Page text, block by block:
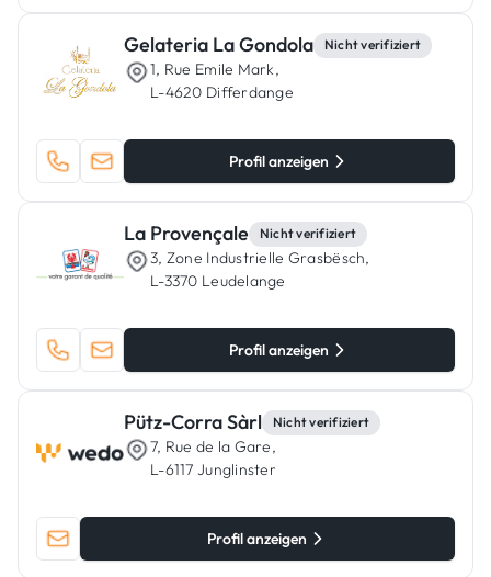
Gelateria La Gondola Nicht verifiziert
1, Rue Emile Mark,
L-4620 Differdange
Profil anzeigen
La Provençale Nicht verifiziert
3, Zone Industrielle Grasbësch,
L-3370 Leudelange
Profil anzeigen
Pütz-Corra Sàrl Nicht verifiziert
7, Rue de la Gare,
L-6117 Junglinster
Profil anzeigen